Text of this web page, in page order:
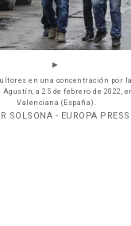
en una concentración por
a 25 de febrero de 2022,
Valenciana (España).
SOLSONA - EUROPA PRESS